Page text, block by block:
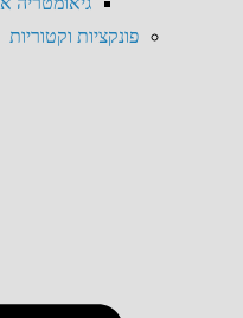
פונקציות וקטוריות